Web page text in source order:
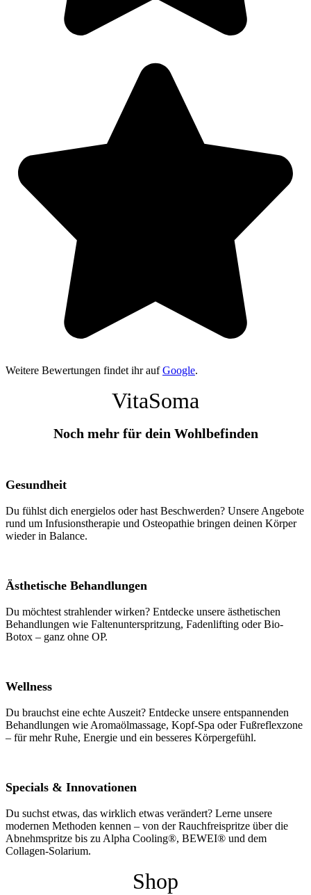
Weitere Bewertungen findet ihr aufGoogle.
VitaSoma
Noch mehr für dein Wohlbefinden
Gesundheit
Du fühlst dich energielos oder hast Beschwerden? Unsere Angebote
rund um Infusionstherapie und Osteopathie bringen deinen Körper
wieder in Balance.
Ästhetische Behandlungen
Du möchtest strahlender wirken? Entdecke unsere ästhetischen
Behandlungen wie Faltenunterspritzung, Fadenlifting oder Bio-
Botox – ganz ohne OP.
Wellness
Du brauchst eine echte Auszeit? Entdecke unsere entspannenden
Behandlungen wie Aromaölmassage, Kopf-Spa oder Fußreflexzone
– für mehr Ruhe, Energie und ein besseres Körpergefühl.
Specials & Innovationen
Du suchst etwas, das wirklich etwas verändert? Lerne unsere
modernen Methoden kennen – von der Rauchfreispritze über die
Abnehmspritze bis zu Alpha Cooling®, BEWEI® und dem
Collagen-Solarium.
Shop